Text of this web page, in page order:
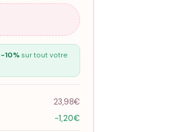
-10%sur tout votre
23,98€
-1,20€